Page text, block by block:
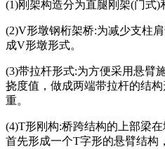
(1)刚架构造分为直腿刚架(门式)
(2)V形墩钢桁架桥:为减少支柱
成V形墩形式。
(3)带拉杆形式:为方便采用悬臂
挠度值，做成两端带拉杆的结
重。
(4)T形刚构:桥跨结构的上部梁
首先形成一个T字形的悬臂结构